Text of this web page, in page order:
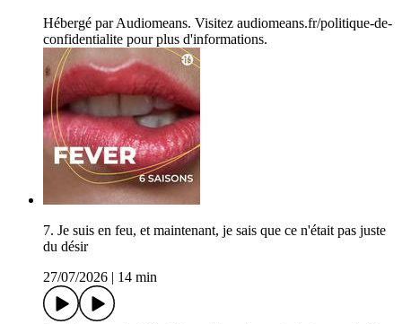
Hébergé par Audiomeans. Visitez audiomeans.fr/politique-de-
confidentialite pour plus d'informations.
7. Je suis en feu, et maintenant, je sais que ce n'était pas juste
du désir
27/07/2026
14 min